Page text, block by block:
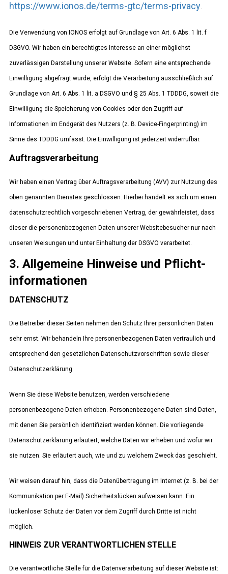
https://www.ionos.de/terms-gtc/terms-privacy.
Die Verwendung von IONOS erfolgt auf Grundlage von Art. 6 Abs. 1 lit. f
DSGVO. Wir haben ein berechtigtes Interesse an einer möglichst
zuverlässigen Darstellung unserer Website. Sofern eine entsprechende
Einwilligung abgefragt wurde, erfolgt die Verarbeitung ausschließlich auf
Grundlage von Art. 6 Abs. 1 lit. a DSGVO und § 25 Abs. 1 TDDDG, soweit die
Einwilligung die Speicherung von Cookies oder den Zugriff auf
Informationen im Endgerät des Nutzers (z. B. Device-Fingerprinting) im
Sinne des TDDDG umfasst. Die Einwilligung ist jederzeit widerrufbar.
Auftragsverarbeitung
Wir haben einen Vertrag über Auftragsverarbeitung (AVV) zur Nutzung des
oben genannten Dienstes geschlossen. Hierbei handelt es sich um einen
datenschutzrechtlich vorgeschriebenen Vertrag, der gewährleistet, dass
dieser die personenbezogenen Daten unserer Websitebesucher nur nach
unseren Weisungen und unter Einhaltung der DSGVO verarbeitet.
3. Allgemeine Hinweise und Pflicht­
informationen
DATENSCHUTZ
Die Betreiber dieser Seiten nehmen den Schutz Ihrer persönlichen Daten
sehr ernst. Wir behandeln Ihre personenbezogenen Daten vertraulich und
entsprechend den gesetzlichen Datenschutzvorschriften sowie dieser
Datenschutzerklärung.
Wenn Sie diese Website benutzen, werden verschiedene
personenbezogene Daten erhoben. Personenbezogene Daten sind Daten,
mit denen Sie persönlich identifiziert werden können. Die vorliegende
Datenschutzerklärung erläutert, welche Daten wir erheben und wofür wir
sie nutzen. Sie erläutert auch, wie und zu welchem Zweck das geschieht.
Wir weisen darauf hin, dass die Datenübertragung im Internet (z. B. bei der
Kommunikation per E-Mail) Sicherheitslücken aufweisen kann. Ein
lückenloser Schutz der Daten vor dem Zugriff durch Dritte ist nicht
möglich.
HINWEIS ZUR VERANTWORTLICHEN STELLE
Die verantwortliche Stelle für die Datenverarbeitung auf dieser Website ist: